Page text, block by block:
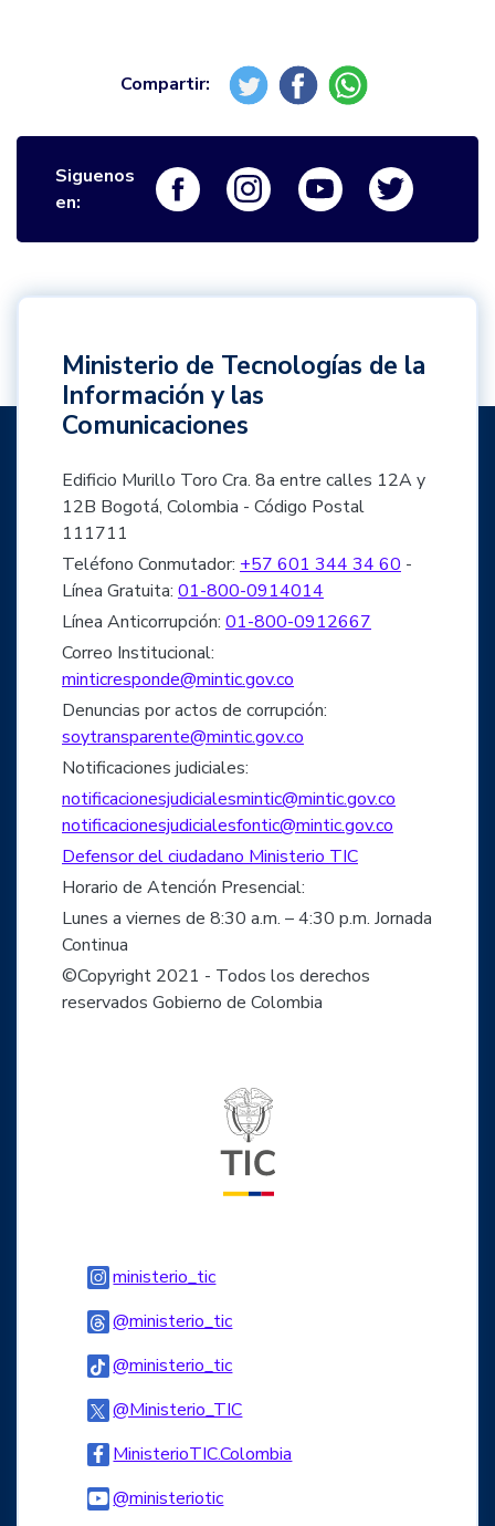
Siguenos
en:
Logo FacebookLogo InstagramLogo Youtube
Ministerio de Tecnologías de la
Información y las
Comunicaciones
Edificio Murillo Toro Cra. 8a entre calles 12A y
12B Bogotá, Colombia - Código Postal
111711
Teléfono Conmutador: +57 601 344 34 60 -
Línea Gratuita: 01-800-0914014
Línea Anticorrupción: 01-800-0912667
Correo Institucional:
minticresponde@mintic.gov.co
Denuncias por actos de corrupción:
soytransparente@mintic.gov.co
Notificaciones judiciales:
notificacionesjudicialesmintic@mintic.gov.co
notificacionesjudicialesfontic@mintic.gov.co
Defensor del ciudadano Ministerio TIC
Horario de Atención Presencial:
Lunes a viernes de 8:30 a.m. – 4:30 p.m. Jornada
Continua
©Copyright 2021 - Todos los derechos
reservados Gobierno de Colombia
ministerio_ticLogo Instagram
@ministerio_ticLogo Threads
@ministerio_ticLogo Tiktok
@Ministerio_TICLogo Twitter
MinisterioTIC.Colombia
@ministerioticLogo Youtube